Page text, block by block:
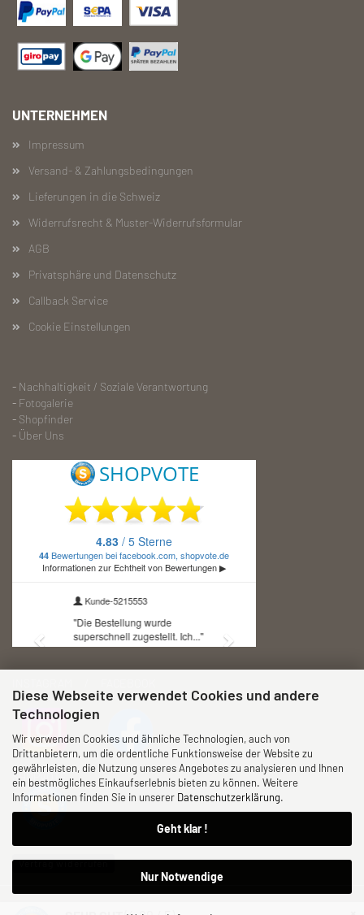
Diese Webseite verwendet Cookies und andere
Technologien
Wir verwenden Cookies und ähnliche Technologien, auch von
Drittanbietern, um die ordentliche Funktionsweise der Website zu
gewährleisten, die Nutzung unseres Angebotes zu analysieren und Ihnen
ein bestmögliches Einkaufserlebnis bieten zu können. Weitere
Informationen finden Sie in unserer Datenschutzerklärung.
Geht klar !
Nur Notwendige
UNTERNEHMEN
Impressum
Versand- & Zahlungsbedingungen
Lieferungen in die Schweiz
Widerrufsrecht & Muster-Widerrufsformular
AGB
Privatsphäre und Datenschutz
Callback Service
Cookie Einstellungen
- Nachhaltigkeit / Soziale Verantwortung
- Fotogalerie
- Shopfinder
- Über Uns
SHOPVOTE
Vertrag widerrufen